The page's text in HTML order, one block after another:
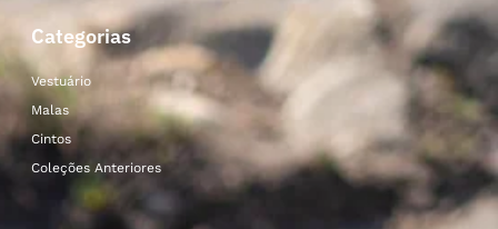
Categorias
Vestuário
Malas
Cintos
Coleções Anteriores